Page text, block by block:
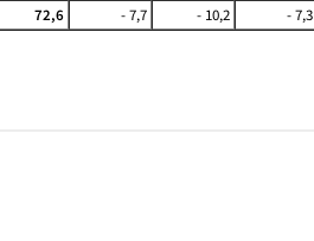
72,6 - 7,7 - 10,2 - 7,3